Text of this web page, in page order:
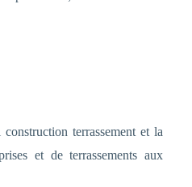
terrassement et la
et de terrassements aux